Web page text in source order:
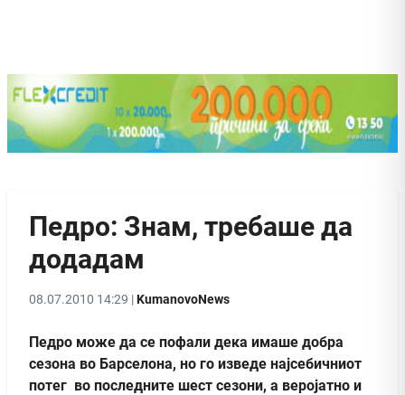
Педро: Знам, требаше да
додадам
08.07.2010 14:29 |KumanovoNews
Педро може да се пофали дека имаше добра
сезона во Барселона, но го изведе најсебичниот
потег во последните шест сезони, а веројатно и